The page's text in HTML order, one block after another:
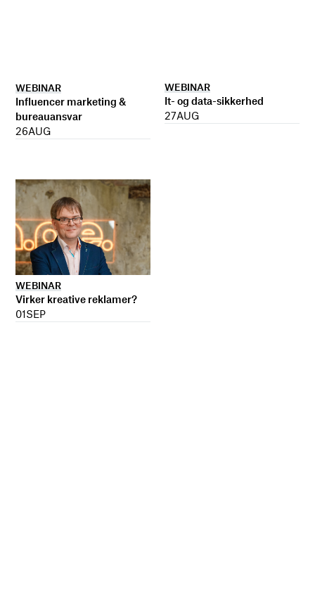
WEBINAR
Influencer marketing &
bureauansvar
26AUG
WEBINAR
It- og data-sikkerhed
27AUG
WEBINAR
Virker kreative reklamer?
01SEP